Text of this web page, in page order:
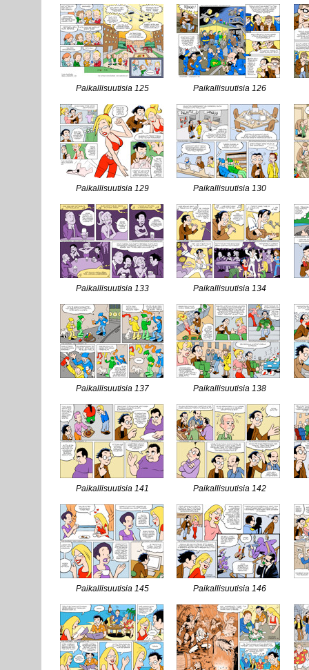
Paikallisuutisia 125 Paikallisuutisia 126
Paikallisuutisia 129 Paikallisuutisia 130
Paikallisuutisia 133 Paikallisuutisia 134
Paikallisuutisia 137 Paikallisuutisia 138
Paikallisuutisia 141 Paikallisuutisia 142
Paikallisuutisia 145 Paikallisuutisia 146